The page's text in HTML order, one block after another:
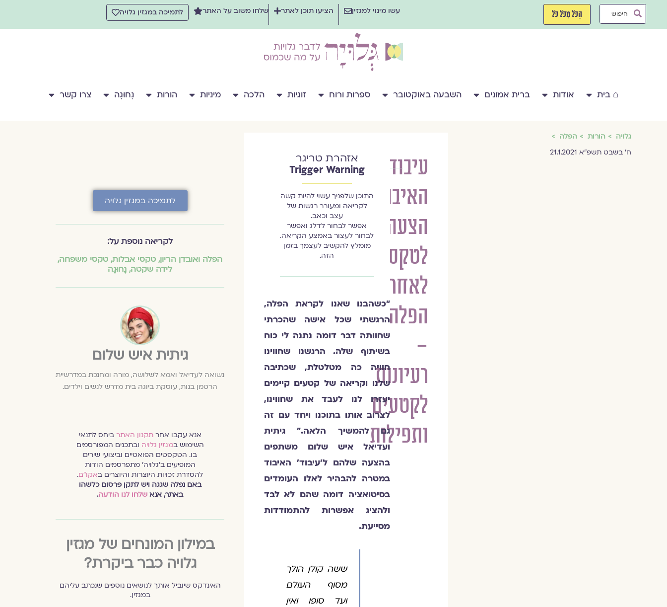
Search
הַכֹּל מִכֹּל כֹּל עשו מינוי למגזין הציעו תוכן לאתר שלחו משוב על האתר לתמיכה במגזין גלויה
⌂ בית אודות ברית אמונים השבעה באוקטובר ספרות ורוח זוגיות הלכה מיניות הורות נָחוּגָה צרו קשר
גלויה הורות
הפלה
ח' בשבט תשפ"א 21.1.2021
עיבוד
האיבוד:
הצעה
לטקס
לאחר
הפלה
–
רעיונות
לקטעים
ותפילות
גיתית
איש
שלום
אזהרת טריגר
Trigger Warning
התוכן שלפניך עשוי להיות קשה
לקריאה ומעורר רגשות של
עצב וכאב.
אפשר לבחור לדלג ואפשר
לבחור לעצור באמצע הקריאה.
מומלץ להקשיב לעצמך בזמן
הזה.
"כשהבנו שאנו לקראת הפלה,
הרגשתי שכל אישה שהכרתי
שחוותה דבר דומה נתנה לי כוח
בשיתוף שלה. הרגשנו שחווינו
חוויה כה מטלטלת, שכתיבה
שלנו וקריאה של קטעים קיימים
יעזרו לנו לעבד את שחווינו,
לצרוב אותו בתוכנו ויחד עם זה
גם להמשיך הלאה." גיתית
ועדיאל איש שלום משתפים
בהצעה שלהם ל'עיבוד' האיבוד
במטרה להבהיר לאלו העומדים
בסיטואציה דומה שהם לא לבד
ולהציג אפשרות להתמודדות
מסייעת.
ששה קולן הולך
מסוף העולם
ועד סופו ואין
לתמיכה במגזין גלויה
לקריאה נוספת על:
הפלה ואובדן הריון, טקסי אבלות, טקסי משפחה,
לידה שקטה, נָחוּגָה
גיתית איש שלום
נשואה לעדיאל ואמא לשלושה, מורה ומחנכת במדרשיית
הרטמן בנות, עוסקת ביוגה בית מדרש לנשים וילדים.
אנא עקבו אחרתקנון האתר ביחס לתנאי
השימוש במגזין גלויה ובתכנים המפורסמים
בו. הטקסטים הפואטיים וביצועי שירים
המופיעים ב׳גלויה׳ מתפרסמים הודות
להסדרת זכויות היוצרות והיוצרים באקו״ם.
באם נפלה שגגה ויש לתקן פרסום כלשהו
באתר, אנא שלחו לנו הודעה.
במילון המונחים של מגזין
גלויה כבר ביקרת?
האינדקס שיוביל אותך לנושאים נוספים שנכתב עליהם
במגזין.